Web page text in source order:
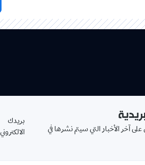
آخر الأخبار التي سيتم نشرها في
بريدك
الالكتروني